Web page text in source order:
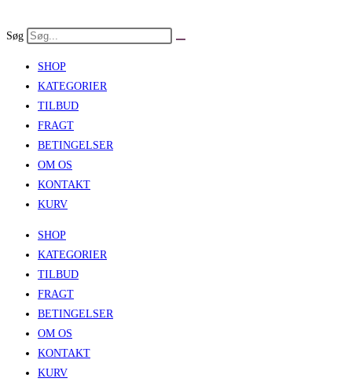
to
Søg
SHOP
KATEGORIER
TILBUD
FRAGT
BETINGELSER
OM OS
KONTAKT
KURV
SHOP
KATEGORIER
TILBUD
FRAGT
BETINGELSER
OM OS
KONTAKT
KURV